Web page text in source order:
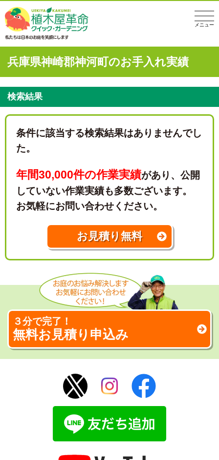
メニュー
兵庫県神崎郡神河町のお手入れ実績
検索結果
条件に該当する検索結果はありませんでし
た。
年間30,000件の作業実績があり、 公開
していない作業実績も多数ございます。
お気軽にお問い合わせください。
お見積り無料
３分で完了！
無料お見積り申込み